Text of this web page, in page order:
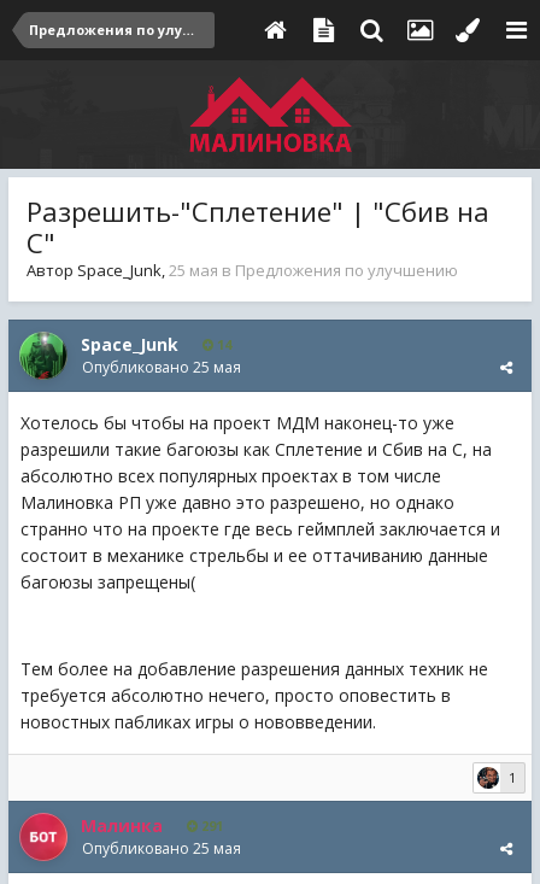
Предложения по улучшению
Разрешить-"Сплетение" | "Сбив на
С"
Автор Space_Junk,25 мая в Предложения по улучшению
Space_Junk 14
Опубликовано 25 мая
Хотелось бы чтобы на проект МДМ наконец-то уже
разрешили такие багоюзы как Сплетение и Сбив на С, на
абсолютно всех популярных проектах в том числе
Малиновка РП уже давно это разрешено, но однако
странно что на проекте где весь геймплей заключается и
состоит в механике стрельбы и ее оттачиванию данные
багоюзы запрещены(
Тем более на добавление разрешения данных техник не
требуется абсолютно нечего, просто оповестить в
новостных пабликах игры о нововведении.
1
Малинка 291
Опубликовано 25 мая